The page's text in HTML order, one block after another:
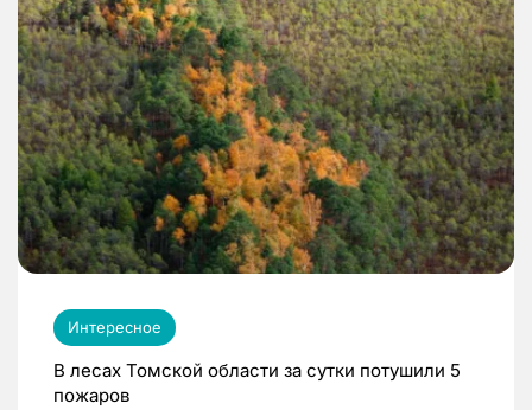
Интересное
В лесах Томской области за сутки потушили 5
пожаров